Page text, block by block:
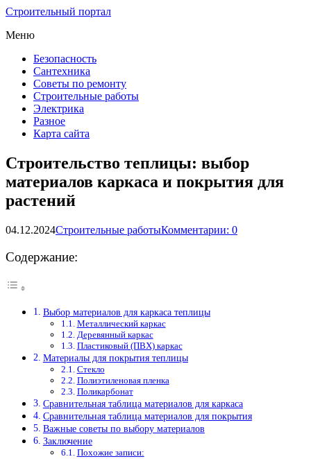
Строительный портал
Меню
Безопасность
Сантехника
Советы по ремонту
Строительные работы
Электрика
Разное
Карта сайта
Строительство теплицы: выбор
материалов каркаса и покрытия для
растений
04.12.2024Строительные работыКомментарии: 0
Содержание:
Выбор материалов для каркаса теплицы
Металлический каркас
Деревянный каркас
Пластиковый (ПВХ) каркас
Материалы для покрытия теплицы
Стекло
Полиэтиленовая пленка
Поликарбонат
Сравнительная таблица материалов для каркаса
Сравнительная таблица материалов для покрытия
Важные советы по выбору материалов
Заключение
Похожие записи: